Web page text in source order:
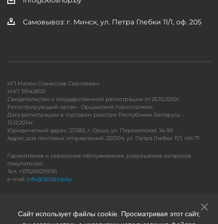
Самовывоз: г. Минск, ул. Петра Глебки 11/1, оф. 205
ИП Матюк Станислав Сергеевич
УНП 391428121
Свидетельство о государственной регистрации от 25.10.2010г.
Регистрирующий орган - Оршанский горисполком
Дата регистрации в торговом реестре Республики Беларусь -
15.12.2014г.
Юридический адрес: 211382, г. Орша, ул. Перекопская, 14-90
Адрес для почтовых отправлений: 220104, ул. Петра Глебки 11/1, п/я 71
Гарантийное и сервисное обслуживание, разрешение вопросов
покупателей:
Тел. +375295299191
e-mail: info@360shop.by
Сайт использует файлы cookie. Просматривая этот сайт,